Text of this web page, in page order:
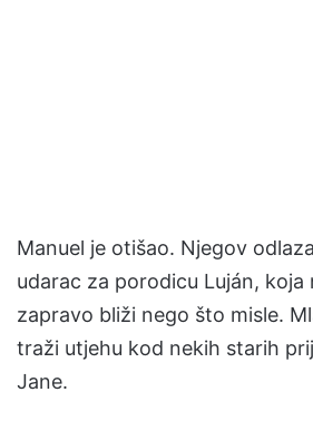
Manuel je otišao. Njegov
udarac za porodicu Luján, koja
zapravo bliži nego što misle.
traži utjehu kod nekih starih
Jane.